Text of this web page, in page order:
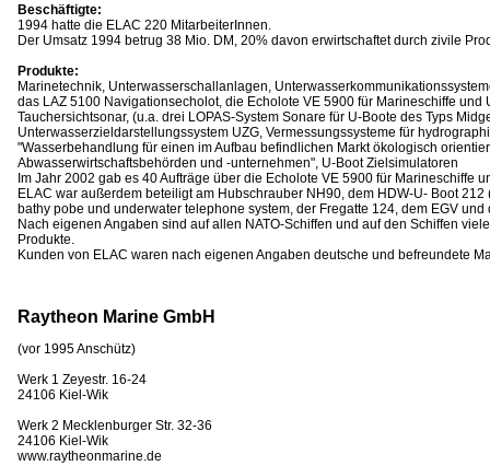
Beschäftigte:
1994 hatte die ELAC 220 MitarbeiterInnen.
Der Umsatz 1994 betrug 38 Mio. DM, 20% davon erwirtschaftet durch zivile
Produkte:
Marinetechnik, Unterwasserschallanlagen,
das LAZ 5100 Navigationsecholot, die Echolote VE 5900 für Marineschiffe und
Tauchersichtsonar, (u.a. drei LOPAS-System Sonare für U-Boote des Typs
Unterwasserzieldarstellungssystem UZG, Vermessungssysteme für
"Wasserbehandlung für einen im Aufbau befindlichen Markt ökologisch
Abwasserwirtschaftsbehörden und -unternehmen", U-Boot Zielsimulatoren
Im Jahr 2002 gab es 40 Aufträge über die Echolote VE 5900 für Marineschiffe
ELAC war außerdem beteiligt am Hubschrauber NH90, dem HDW-U- Boot 212
bathy pobe und underwater telephone system, der Fregatte 124, dem EGV und
Nach eigenen Angaben sind auf allen NATO-Schiffen und auf den Schiffen
Produkte.
Kunden von ELAC waren nach eigenen Angaben deutsche und befreundete
Raytheon Marine GmbH
(vor 1995 Anschütz)
Werk 1 Zeyestr. 16-24
24106 Kiel-Wik
Werk 2 Mecklenburger Str. 32-36
24106 Kiel-Wik
www.raytheonmarine.de